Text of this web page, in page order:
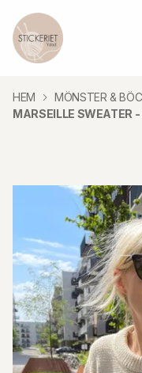
HEM MÖNSTER &
MARSEILLE SWEATER